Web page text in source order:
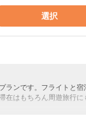
選択
ランです。フライトと宿
在はもちろん周遊旅行に